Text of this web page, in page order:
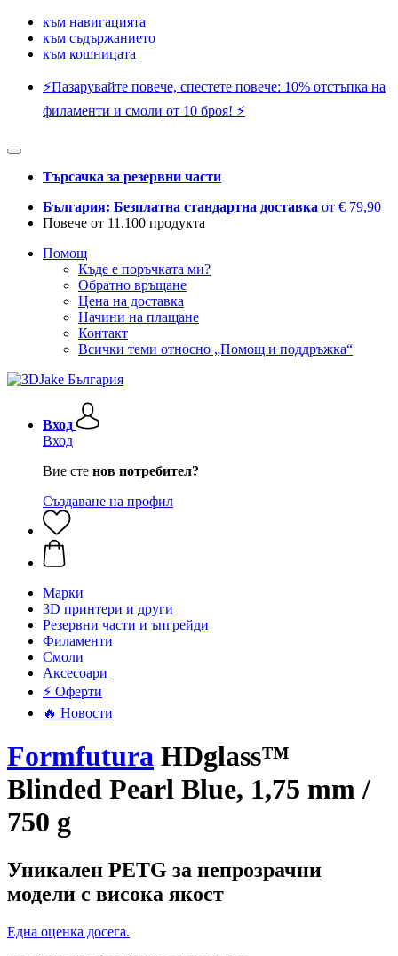
към навигацията
към съдържанието
към кошницата
⚡️Пазарувайте повече, спестете повече: 10% отстъпка на
филаменти и смоли от 10 броя! ⚡️
Търсачка за резервни части
България: Безплатна стандартна доставка от € 79,90
Повече от 11.100 продукта
Помощ
Къде е поръчката ми?
Обратно връщане
Цена на доставка
Начини на плащане
Контакт
Всички теми относно „Помощ и поддръжка“
Вход
Вход
Вие сте нов потребител?
Създаване на профил
Mарки
3D принтери и други
Резервни части и ъпгрейди
Филаменти
Смоли
Аксесоари
⚡ Оферти
🔥 Новости
Formfutura HDglass™
Blinded Pearl Blue, 1,75 mm /
750 g
Уникален PETG за непрозрачни
модели с висока якост
Една оценка досега.